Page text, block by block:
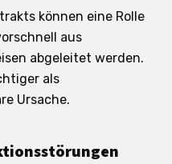
können eine Rolle
aus
abgeleitet werden.
als
Ursache.